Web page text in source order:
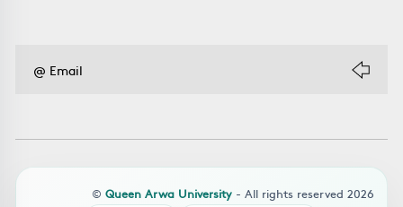
© Queen Arwa University - All rights reserved 2026